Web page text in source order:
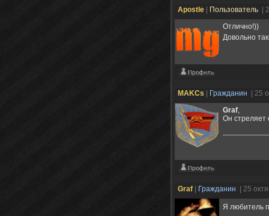
Apostle Пользователь
|
Отлично!))
Довольно
MAKCs Гражданин
| 25
Graf,
Он стреляет
Graf Гражданин | 25
Я любитель